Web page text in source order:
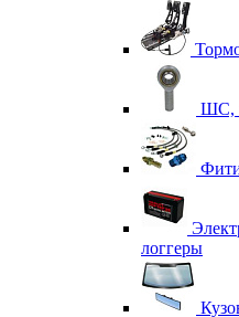
ШС,
логгеры